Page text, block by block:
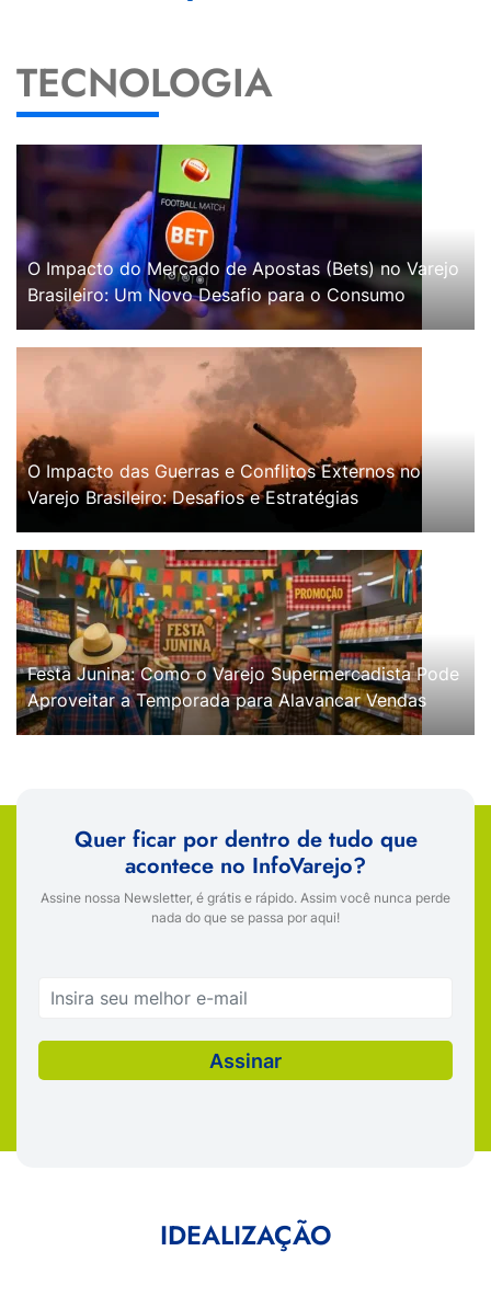
TECNOLOGIA
O Impacto do Mercado de Apostas (Bets) no Varejo
Brasileiro: Um Novo Desafio para o Consumo
O Impacto das Guerras e Conflitos Externos no
Varejo Brasileiro: Desafios e Estratégias
Festa Junina: Como o Varejo Supermercadista Pode
Aproveitar a Temporada para Alavancar Vendas
Quer ficar por dentro de tudo que
acontece no InfoVarejo?
Assine nossa Newsletter, é grátis e rápido. Assim você nunca perde
nada do que se passa por aqui!
IDEALIZAÇÃO